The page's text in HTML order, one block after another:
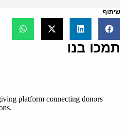
שיתוף
תמכו בנו